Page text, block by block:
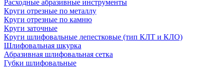
Расходные абразивные инструменты
Круги отрезные по металлу
Круги отрезные по камню
Круги заточные
Круги шлифовальные лепестковые (тип КЛТ и КЛО)
Шлифовальная шкурка
Абразивная шлифовальная сетка
Губки шлифовальные